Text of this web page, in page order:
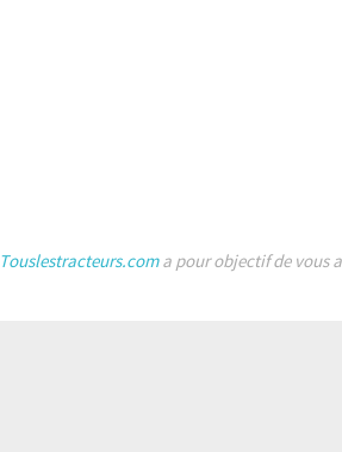
Touslestracteurs.coma pour objectif de vous